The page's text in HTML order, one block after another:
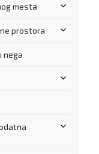
mesta
prostora
nega